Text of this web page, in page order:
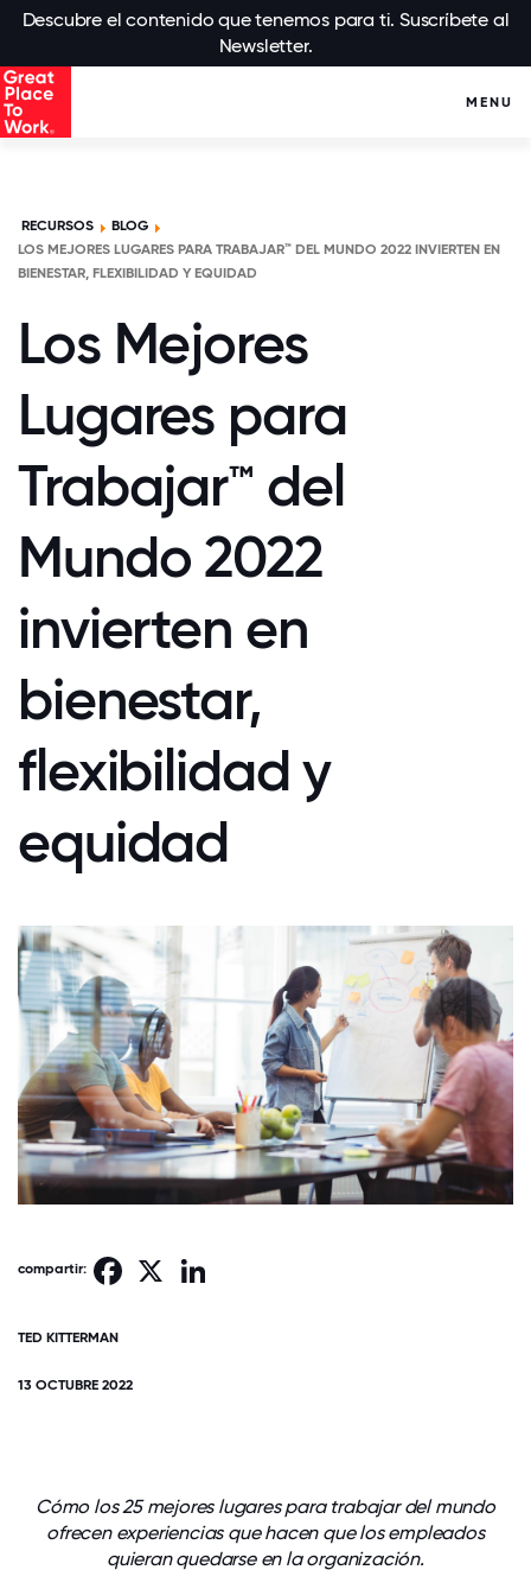
Descubre el contenido que tenemos para ti. Suscríbete al
Newsletter.
MENU
RECURSOS
BLOG
LOS MEJORES LUGARES PARA TRABAJAR™ DEL MUNDO 2022 INVIERTEN EN
BIENESTAR, FLEXIBILIDAD Y EQUIDAD
Los Mejores
Lugares para
Trabajar™ del
Mundo 2022
invierten en
bienestar,
flexibilidad y
equidad
compartir: Facebook
TED KITTERMAN
13 OCTUBRE 2022
Cómo los 25 mejores lugares para trabajar del mundo
ofrecen experiencias que hacen que los empleados
quieran quedarse en la organización.